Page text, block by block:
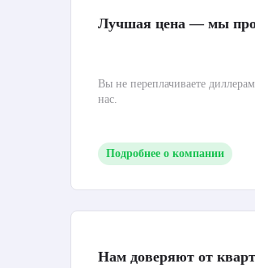
Лучшая цена — мы
Вы не переплачиваете
нас.
Подробнее о компании
Нам доверяют от